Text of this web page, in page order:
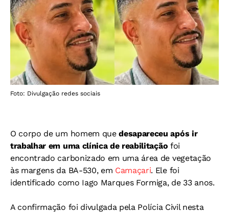
Foto: Divulgação redes sociais
O corpo de um homem quedesapareceu após ir
trabalhar em uma clínica de reabilitação foi
encontrado carbonizado em uma área de vegetação
às margens da BA-530, em Camaçari. Ele foi
identificado como Iago Marques Formiga, de 33 anos.
A confirmação foi divulgada pela Polícia Civil nesta